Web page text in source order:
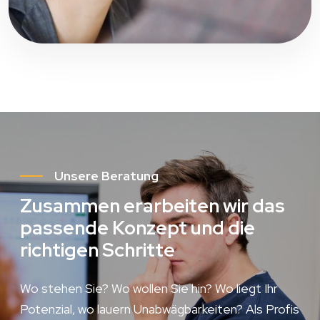
Unsere Beratung
Zusammen erarbeiten wir das
passende Konzept und die
richtigen Schritte
Wo stehen Sie? Wo wollen Sie hin? Wo liegt Ihr
Potenzial, wo lauern Unabwägbarkeiten? Als Profis